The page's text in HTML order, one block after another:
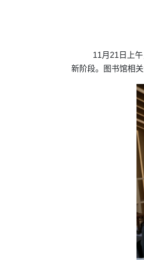
11月21日上
新阶段。图书馆相